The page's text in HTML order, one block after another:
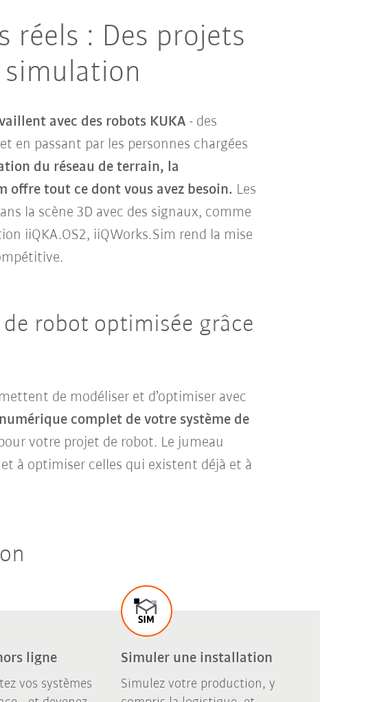
réels : Des projets
simulation
avec des robots KUKA- des
en passant par les personnes chargées
du réseau de terrain, la
offre tout ce dont vous avez besoin. Les
la scène 3D avec des signaux, comme
iiQKA.OS2, iiQWorks.Sim rend la mise
robot optimisée grâce
de modéliser et d’optimiser avec
complet de votre système de
votre projet de robot. Le jumeau
à optimiser celles qui existent déjà et à
ligne
vos systèmes
Simuler une installation
Simulez votre production, y